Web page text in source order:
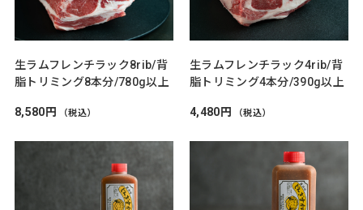
生ラムフレンチラック8rib/背
脂トリミング8本分/780g以上
8,580円 （税込）
生ラムフレンチラック4rib/背
脂トリミング4本分/390g以上
4,480円 （税込）